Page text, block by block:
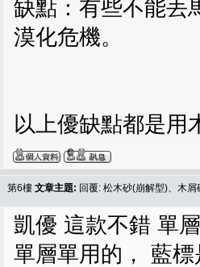
缺點：有些不能丟
漠化危機。
以上優缺點都是用
第6樓 文章主題: 回覆: 松木砂(崩解型)、木
凱優 這款不錯 單
單層單用的， 藍